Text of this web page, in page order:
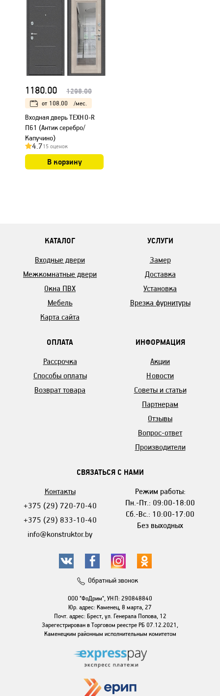
1180.00 1298.00
от 108.00 /мес.
Входная дверь ТЕХНО-R
П61 (Антик серебро/
Капучино)
4.715 оценок
В корзину
КАТАЛОГ
Входные двери
Межкомнатные двери
Окна ПВХ
Мебель
Карта сайта
УСЛУГИ
Замер
Доставка
Установка
Врезка фурнитуры
ОПЛАТА
Рассрочка
Способы оплаты
Возврат товара
ИНФОРМАЦИЯ
Акции
Новости
Советы и статьи
Партнерам
Отзывы
Вопрос-ответ
Производители
СВЯЗАТЬСЯ С НАМИ
Контакты
+375 (29) 720-70-40
+375 (29) 833-10-40
info@konstruktor.by
Режим работы:
Пн.-Пт.: 09:00-18:00
Сб.-Вс.: 10:00-17:00
Без выходных
Обратный звонок
ООО "ФоДрим", УНП: 290848840
Юр. адрес: Каменец, 8 марта, 27
Почт. адрес: Брест, ул. Генерала Попова, 12
Зарегестрирован в Торговом реестре РБ 07.12.2021,
Каменецким районным исполнительным комитетом